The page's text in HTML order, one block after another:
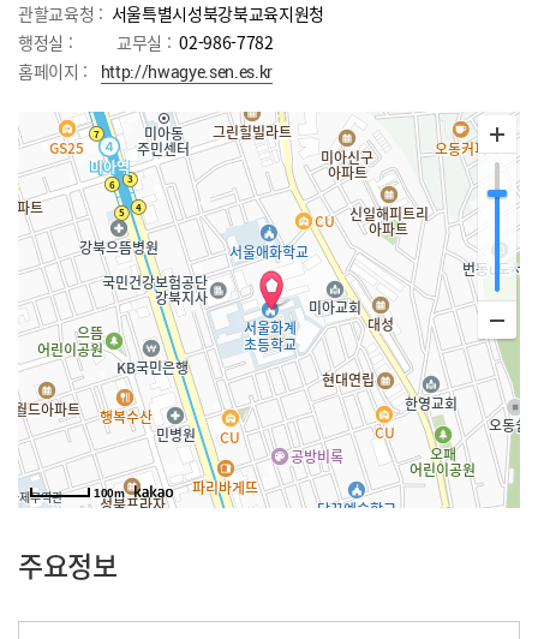
관할교육청 : 서울특별시성북강북교육지원청
행정실 :
교무실 : 02-986-7782
홈페이지 :
http://hwagye.sen.es.kr
100m
주요정보